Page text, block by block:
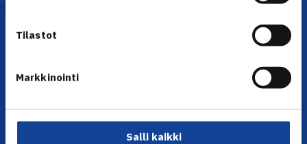
Tilastot
Markkinointi
Salli kaikki
Olympiastadion, Paavo Nurmen tie 1, 00250 Helsinki
Puh. 010 574 3959
Toimiston puhelinajat: